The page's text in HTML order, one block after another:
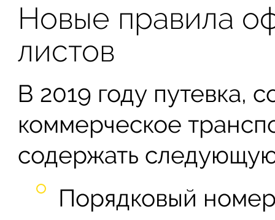
Новые правила
листов
В 2019 году путевка,
коммерческое
содержать
Порядковый